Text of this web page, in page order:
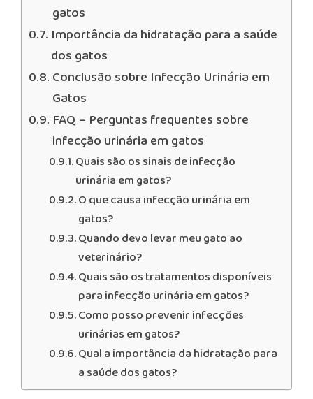
gatos
Importância da hidratação para a saúde
dos gatos
Conclusão sobre Infecção Urinária em
Gatos
FAQ – Perguntas frequentes sobre
infecção urinária em gatos
Quais são os sinais de infecção
urinária em gatos?
O que causa infecção urinária em
gatos?
Quando devo levar meu gato ao
veterinário?
Quais são os tratamentos disponíveis
para infecção urinária em gatos?
Como posso prevenir infecções
urinárias em gatos?
Qual a importância da hidratação para
a saúde dos gatos?